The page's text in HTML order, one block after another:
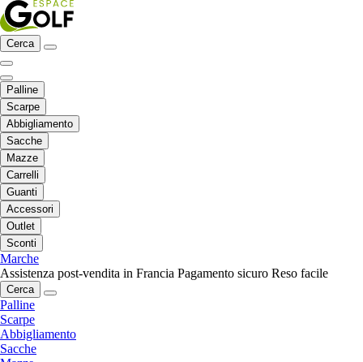
Cerca
Palline
Scarpe
Abbigliamento
Sacche
Mazze
Carrelli
Guanti
Accessori
Outlet
Sconti
Marche
Assistenza post-vendita in Francia Pagamento sicuro Reso facile
Cerca
Palline
Scarpe
Abbigliamento
Sacche